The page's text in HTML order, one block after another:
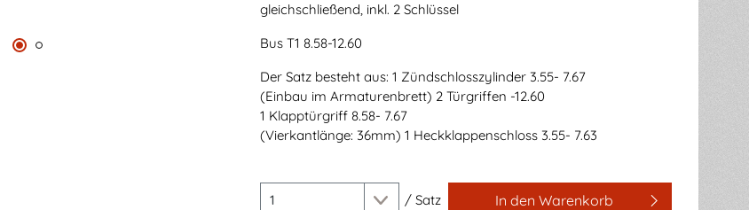
gleichschließend, inkl. 2 Schlüssel
Bus T1 8.58-12.60
Der Satz besteht aus: 1 Zündschlosszylinder 3.55- 7.67
(Einbau im Armaturenbrett) 2 Türgriffen -12.60
1 Klapptürgriff 8.58- 7.67
(Vierkantlänge: 36mm) 1 Heckklappenschloss 3.55- 7.63
/ Satz In den Warenkorb